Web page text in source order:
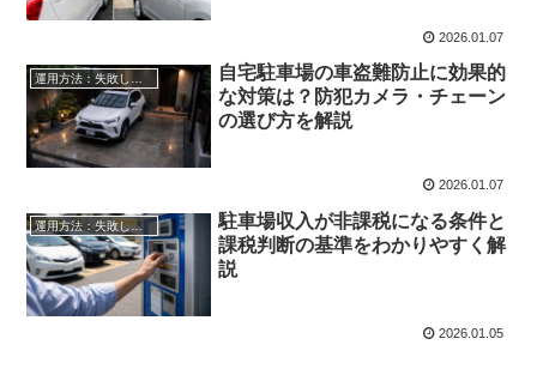
2026.01.07
自宅駐車場の車盗難防止に効果的
な対策は？防犯カメラ・チェーン
の選び方を解説
2026.01.07
運用方法：失敗しない自宅駐車場貸し出し
駐車場収入が非課税になる条件と
課税判断の基準をわかりやすく解
説
2026.01.05